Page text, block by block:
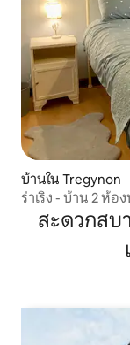
บ้านใน Tregynon
ร่าเริง - บ้าน 2 ห้
สะดวกสบ